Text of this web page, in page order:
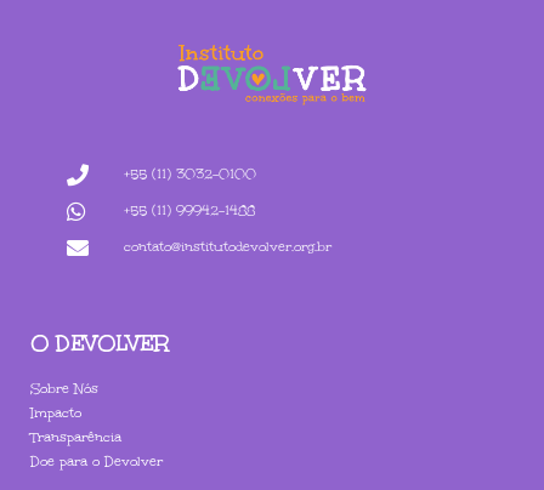
+55 (11) 3032-0100
+55 (11) 99942-1488
contato@institutodevolver.org.br
O DEVOLVER
Sobre Nós
Impacto
Transparência
Doe para o Devolver